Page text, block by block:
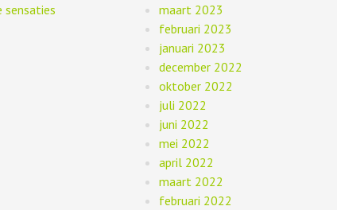
sensaties
maart 2023
februari 2023
januari 2023
december 2022
oktober 2022
juli 2022
juni 2022
mei 2022
april 2022
maart 2022
februari 2022